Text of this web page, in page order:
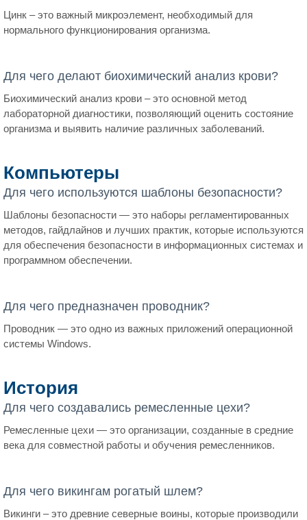
Цинк – это важный микроэлемент, необходимый для
нормального функционирования организма.
Для чего делают биохимический анализ крови?
Биохимический анализ крови – это основной метод
лабораторной диагностики, позволяющий оценить состояние
организма и выявить наличие различных заболеваний.
Компьютеры
Для чего используются шаблоны безопасности?
Шаблоны безопасности — это наборы регламентированных
методов, гайдлайнов и лучших практик, которые используются
для обеспечения безопасности в информационных системах и
программном обеспечении.
Для чего предназначен проводник?
Проводник — это одно из важных приложений операционной
системы Windows.
История
Для чего создавались ремесленные цехи?
Ремесленные цехи — это организации, созданные в средние
века для совместной работы и обучения ремесленников.
Для чего викингам рогатый шлем?
Викинги – это древние северные воины, которые производили